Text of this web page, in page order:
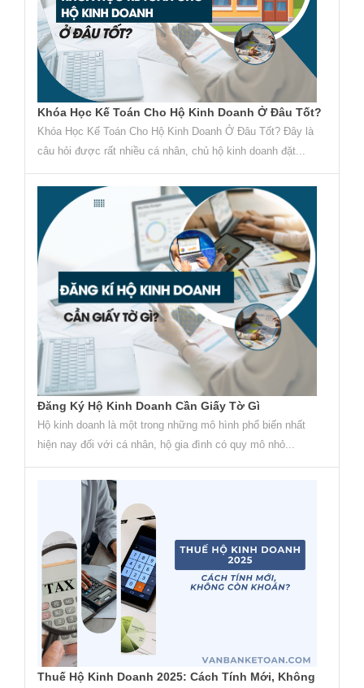
Khóa Học Kế Toán Cho Hộ Kinh Doanh Ở Đâu Tốt?
Khóa Học Kế Toán Cho Hộ Kinh Doanh Ở Đâu Tốt? Đây là
câu hỏi được rất nhiều cá nhân, chủ hộ kinh doanh đặt...
Đăng Ký Hộ Kinh Doanh Cần Giấy Tờ Gì
Hộ kinh doanh là một trong những mô hình phổ biến nhất
hiện nay đối với cá nhân, hộ gia đình có quy mô nhỏ...
Thuế Hộ Kinh Doanh 2025: Cách Tính Mới, Không